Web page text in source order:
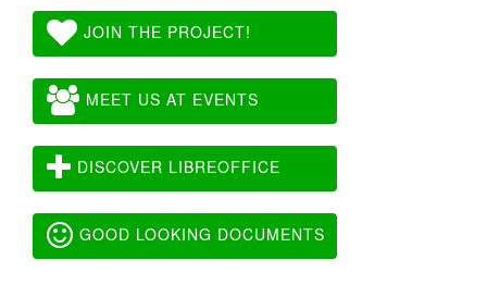
JOIN THE PROJECT!
MEET US AT EVENTS
DISCOVER LIBREOFFICE
GOOD LOOKING DOCUMENTS